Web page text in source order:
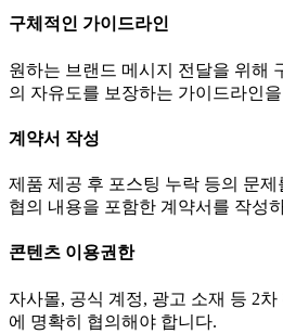
구체적인 가이드라인
원하는 브랜드 메시지 전달을 위해
의 자유도를 보장하는 가이드라인
계약서 작성
제품 제공 후 포스팅 누락 등의 문제
협의 내용을 포함한 계약서를 작성
콘텐츠 이용권한
자사몰, 공식 계정, 광고 소재 등 2
에 명확히 협의해야 합니다.